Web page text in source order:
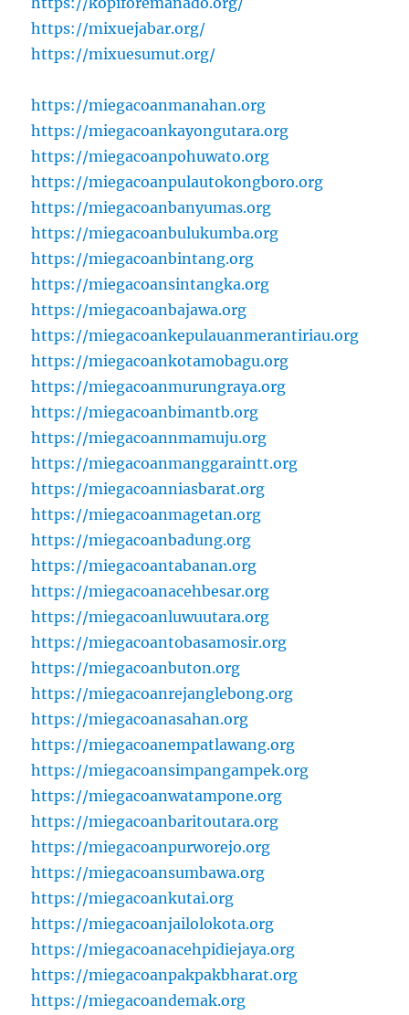
https://mixuejabar.org/
https://mixuesumut.org/
https://miegacoanmanahan.org
https://miegacoankayongutara.org
https://miegacoanpohuwato.org
https://miegacoanpulautokongboro.org
https://miegacoanbanyumas.org
https://miegacoanbulukumba.org
https://miegacoanbintang.org
https://miegacoansintangka.org
https://miegacoanbajawa.org
https://miegacoankepulauanmerantiriau.org
https://miegacoankotamobagu.org
https://miegacoanmurungraya.org
https://miegacoanbimantb.org
https://miegacoannmamuju.org
https://miegacoanmanggaraintt.org
https://miegacoanniasbarat.org
https://miegacoanmagetan.org
https://miegacoanbadung.org
https://miegacoantabanan.org
https://miegacoanacehbesar.org
https://miegacoanluwuutara.org
https://miegacoantobasamosir.org
https://miegacoanbuton.org
https://miegacoanrejanglebong.org
https://miegacoanasahan.org
https://miegacoanempatlawang.org
https://miegacoansimpangampek.org
https://miegacoanwatampone.org
https://miegacoanbaritoutara.org
https://miegacoanpurworejo.org
https://miegacoansumbawa.org
https://miegacoankutai.org
https://miegacoanjailolokota.org
https://miegacoanacehpidiejaya.org
https://miegacoanpakpakbharat.org
https://miegacoandemak.org